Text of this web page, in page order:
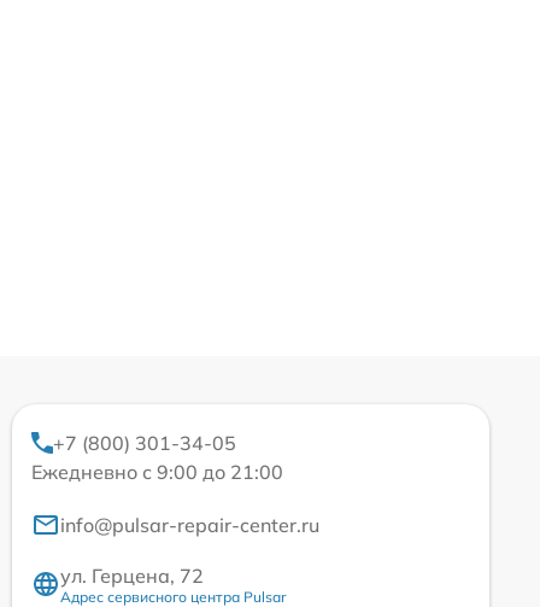
+7 (800) 301-34-05
Ежедневно с 9:00 до 21:00
info@pulsar-repair-center.ru
ул. Герцена, 72
Адрес сервисного центра Pulsar